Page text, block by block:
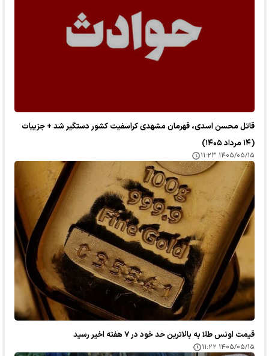
قاتل محسن اسدی، قهرمان مشهدی کراسفیت کشور دستگیر شد + جزییات
(۱۴ مرداد ۱۴۰۵)
۱۴۰۵/۰۵/۱۵ ۱۱:۲۳
قیمت اونس طلا به بالاترین حد خود در ۷ هفته اخیر رسید
۱۴۰۵/۰۵/۱۵ ۱۱:۲۲